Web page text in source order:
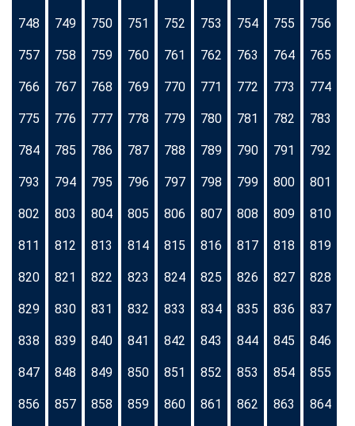
748 749 750 751 752 753 754 755 756
757 758 759 760 761 762 763 764 765
766 767 768 769 770 771 772 773 774
775 776 777 778 779 780 781 782 783
784 785 786 787 788 789 790 791 792
793 794 795 796 797 798 799 800 801
802 803 804 805 806 807 808 809 810
811 812 813 814 815 816 817 818 819
820 821 822 823 824 825 826 827 828
829 830 831 832 833 834 835 836 837
838 839 840 841 842 843 844 845 846
847 848 849 850 851 852 853 854 855
856 857 858 859 860 861 862 863 864